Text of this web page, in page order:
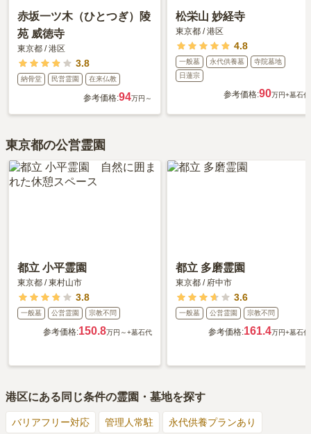
赤坂一ツ木（ひとつぎ）陵
苑 威徳寺
東京都 /港区
3.8
納骨堂 民営霊園 在来仏教
参考価格:94万円～
松栄山 妙経寺
東京都 /港区
4.8
一般墓 永代供養墓
寺院墓地
日蓮宗
参考価格:90万円+墓石代
東京都の公営霊園
都立 小平霊園
東京都 /東村山市
3.8
一般墓 公営霊園 宗教不問
参考価格:150.8万円～+墓石代
都立 多磨霊園
東京都 / 府中市
3.6
一般墓 公営霊園 宗教不問
参考価格:161.4万円+墓石代
港区にある同じ条件の霊園・墓地を探す
バリアフリー対応 管理人常駐 永代供養プランあり